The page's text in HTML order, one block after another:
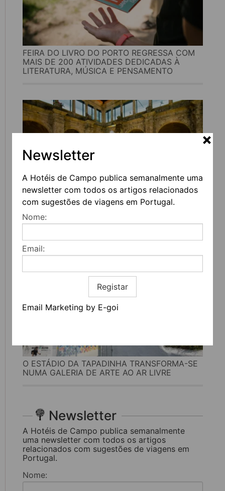
Newsletter
A Hotéis de Campo publica semanalmente uma
newsletter com todos os artigos relacionados
com sugestões de viagens em Portugal.
Nome:
Email:
Registar
Email Marketing by E-goi
FEIRA DO LIVRO DO PORTO REGRESSA COM
MAIS DE 200 ATIVIDADES DEDICADAS À
LITERATURA, MÚSICA E PENSAMENTO
UVVA REGRESSA A AMARANTE PARA
CELEBRAR O VINHO, A GASTRONOMIA E A
CULTURA
O ESTÁDIO DA TAPADINHA TRANSFORMA-SE
NUMA GALERIA DE ARTE AO AR LIVRE
Newsletter
A Hotéis de Campo publica semanalmente
uma newsletter com todos os artigos
relacionados com sugestões de viagens em
Portugal.
Nome: